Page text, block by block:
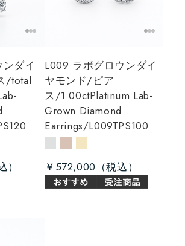
ダイ
/total
L009 ラボグロウンダイ
ヤモンド/ピア
ス/1.00ctPlatinum Lab-
Grown Diamond
Earrings/L009TPS100
￥572,000